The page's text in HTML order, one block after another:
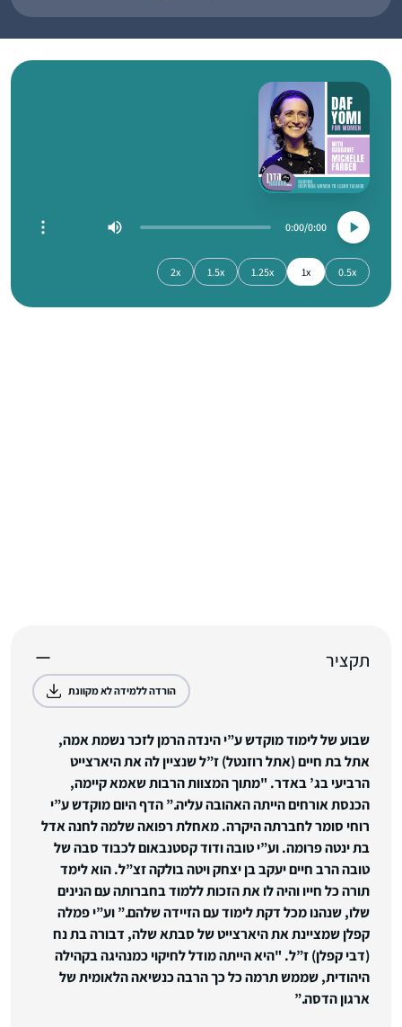
0:00
0:00
0.5x
1x
1.25x
1.5x
2x
תקציר
הורדה ללמידה לא מקוונת
שבוע של לימוד מוקדש ע”י הינדה הרמן לזכר נשמת אמה,
אתל בת חיים (אתל רוזנטל) ז”ל שנציין לה את היארצייט
הרביעי בג’ באדר. "מתוך המצוות הרבות שאמא קיימה,
הכנסת אורחים הייתה האהובה עליה.”הדף היום מוקדש ע”י
רוחי סומר לחברתה היקרה. מאחלת רפואה שלמה לחנה אדל
בת ינטה פרומה.וע”י טובה ודוד קסטנבאום לכבוד סבה של
טובה הרב חיים יעקב בן יצחק ויטה בולקה זצ”ל. הוא לימד
תורה כל חייו והיה לו את הזכות ללמוד בחברותה עם הנינים
שלו, שנהנו מכל דקת לימוד עם הזיידה שלהם.”וע”י פמלה
קפלן שמציינת את היארצייט של סבתא שלה, דבורה בת נח
(דבי קפלן) ז”ל. "היא הייתה מודל לחיקוי כמנהיגה בקהילה
היהודית, שממש תרמה כל כך הרבה כנשיאה הלאומית של
ארגון הדסה.”